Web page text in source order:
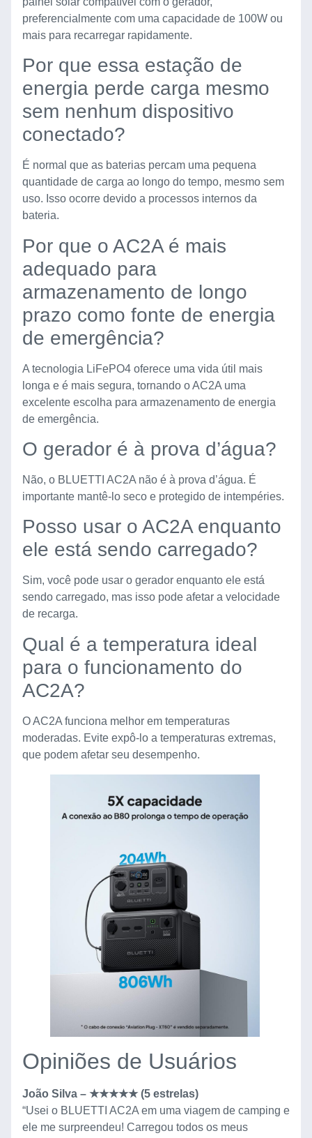
preferencialmente com uma capacidade de 100W ou
mais para recarregar rapidamente.
Por que essa estação de
energia perde carga mesmo
sem nenhum dispositivo
conectado?
É normal que as baterias percam uma pequena
quantidade de carga ao longo do tempo, mesmo sem
uso. Isso ocorre devido a processos internos da
bateria.
Por que o AC2A é mais
adequado para
armazenamento de longo
prazo como fonte de energia
de emergência?
A tecnologia LiFePO4 oferece uma vida útil mais
longa e é mais segura, tornando o AC2A uma
excelente escolha para armazenamento de energia
de emergência.
O gerador é à prova d’água?
Não, o BLUETTI AC2A não é à prova d’água. É
importante mantê-lo seco e protegido de intempéries.
Posso usar o AC2A enquanto
ele está sendo carregado?
Sim, você pode usar o gerador enquanto ele está
sendo carregado, mas isso pode afetar a velocidade
de recarga.
Qual é a temperatura ideal
para o funcionamento do
AC2A?
O AC2A funciona melhor em temperaturas
moderadas. Evite expô-lo a temperaturas extremas,
que podem afetar seu desempenho.
Opiniões de Usuários
João Silva – ★★★★★ (5 estrelas)
“Usei o BLUETTI AC2A em uma viagem de camping e
ele me surpreendeu! Carregou todos os meus